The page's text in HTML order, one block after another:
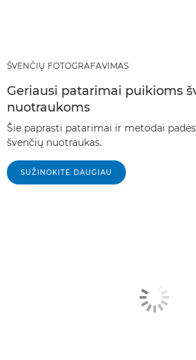
ŠVENČIŲ FOTOGRAFAVIMAS
Geriausi patarimai puikioms
nuotraukoms
Šie paprasti patarimai ir metodai
švenčių nuotraukas.
SUŽINOKITE DAUGIAU